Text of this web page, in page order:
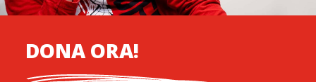
DONA ORA!